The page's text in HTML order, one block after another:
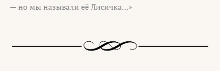
— но мы называли её Лисичка…»